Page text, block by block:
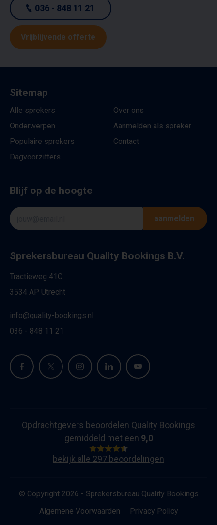
036 - 848 11 21
Vrijblijvende offerte
Sitemap
Alle sprekers
Onderwerpen
Populaire sprekers
Dagvoorzitters
Over ons
Aanmelden als spreker
Contact
Blijf op de hoogte
aanmelden
Sprekersbureau Quality Bookings B.V.
Tractieweg 41C
3534 AP Utrecht
info@quality-bookings.nl
036 - 848 11 21
Opdrachtgevers beoordelen Quality Bookings
gemiddeld met een 9,0
bekijk alle 297 beoordelingen
© Copyright 2026 - Sprekersbureau Quality Bookings
Algemene Voorwaarden
Privacy Policy